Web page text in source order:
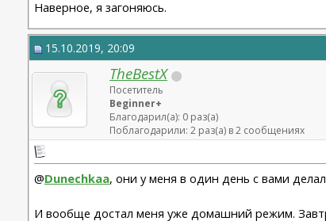
Наверное, я загоняюсь.
15.10.2019, 20:09
TheBestX
Посетитель
Beginner+
Благодарил(а): 0 раз(а)
Поблагодарили: 2 раз(а) в 2 сообщениях
@Dunechkaa, они у меня в один день с вами
И вообще достал меня уже домашний режим.